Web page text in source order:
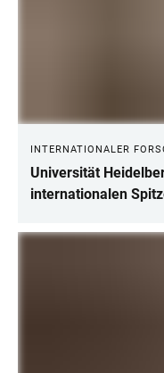
INTERNATIONALER
Universität
internationalen